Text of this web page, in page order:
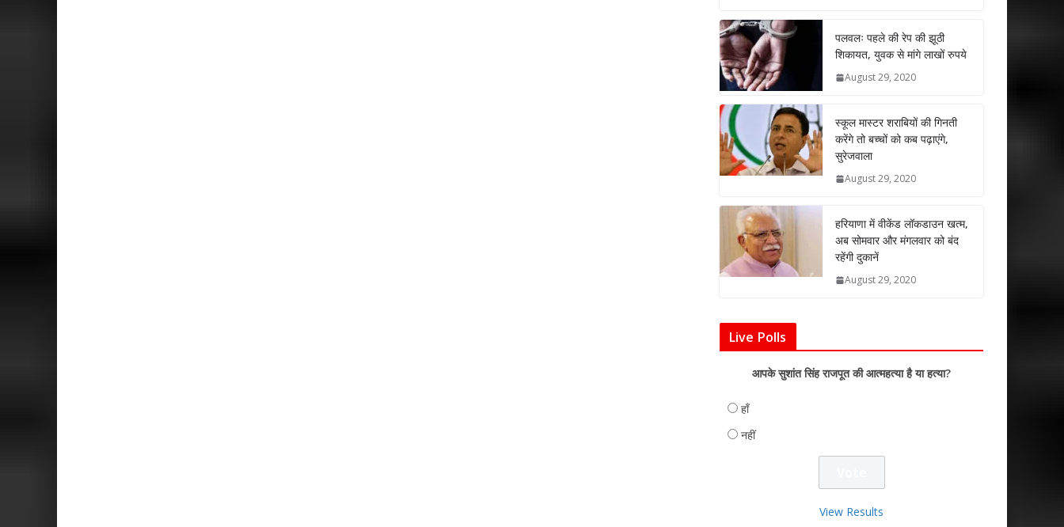
at
s
A
p
p
e
b
o
k
er e
dI
n
l e
पलवलः पहले की रेप की झूठी
शिकायत, युवक से मांगे लाखों रुपये
August 29, 2020
स्कूल मास्टर शराबियों की गिनती
करेंगे तो बच्चों को कब पढ़ाएंगे,
सुरेजवाला
August 29, 2020
हरियाणा में वीकेंड लॉकडाउन खत्म,
अब सोमवार और मंगलवार को बंद
रहेंगी दुकानें
August 29, 2020
Live Polls
आपके सुशांत सिंह राजपूत की आत्महत्या है या हत्या?
हाँ
नहीं
View Results